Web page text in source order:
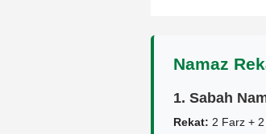
Namaz
1. Sabah
Rekat: 2 Farz +